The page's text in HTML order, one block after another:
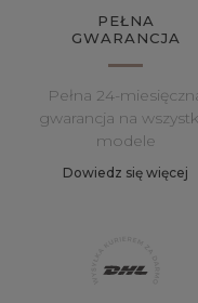
PEŁNA
GWARANCJA
Pełna 24-
gwarancja na
modele
Dowiedz się więcej